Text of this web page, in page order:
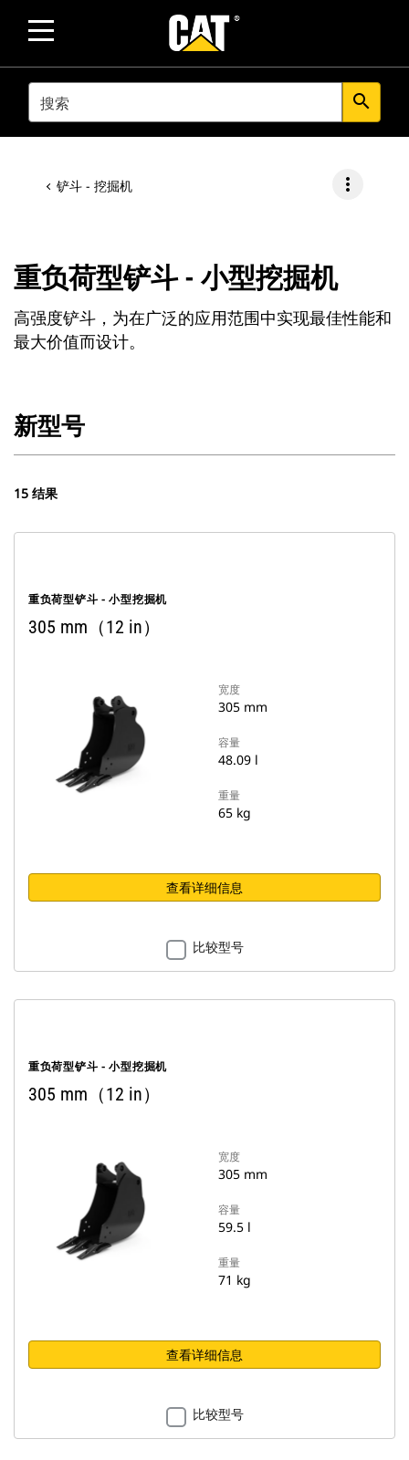
SEARCH search
铲斗 - 挖掘机 more_vert
重负荷型铲斗 - 小型挖掘机
高强度铲斗，为在广泛的应用范围中实现最佳性能和
最大价值而设计。
新型号
15 结果
重负荷型铲斗 - 小型挖掘机
305 mm（12 in）
宽度
305 mm
容量
48.09 l
重量
65 kg
查看详细信息
比较型号
重负荷型铲斗 - 小型挖掘机
305 mm（12 in）
宽度
305 mm
容量
59.5 l
重量
71 kg
查看详细信息
比较型号